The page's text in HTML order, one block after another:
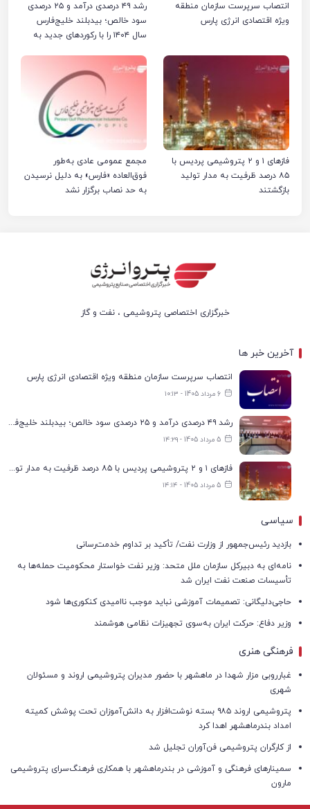
انتصاب سرپرست سازمان منطقه
ویژه اقتصادی انرژی پارس
رشد ۴۹ درصدی درآمد و ۲۵ درصدی
سود خالص؛ بیدبلند خلیج‌فارس
سال ۱۴۰۴ را با رکوردهای جدید به
فازهای ۱ و ۲ پتروشیمی پردیس با
۸۵ درصد ظرفیت به مدار تولید
بازگشتند
مجمع عمومی عادی به‌طور
فوق‌العاده «فارس» به دلیل نرسیدن
به حد نصاب برگزار نشد
خبرگزاری اختصاصی پتروشیمی ، نفت و گاز
آخرین خبر ها
انتصاب سرپرست سازمان منطقه ویژه اقتصادی انرژی پارس
6 مرداد 1405 - ۱۰:۱۳
رشد ۴۹ درصدی درآمد و ۲۵ درصدی سود خالص؛ بیدبلند خلیج‌فارس سال ۱۴۰۴ را با رکوردهای جدید به پایان رساند
5 مرداد 1405 - ۱۴:۲۹
فازهای ۱ و ۲ پتروشیمی پردیس با ۸۵ درصد ظرفیت به مدار تولید بازگشتند
5 مرداد 1405 - ۱۴:۱۴
سیاسی
بازدید رئیس‌جمهور از وزارت نفت/ تأکید بر تداوم خدمت‌رسانی
نامه‌ای به دبیرکل سازمان ملل متحد: وزیر نفت خواستار محکومیت حمله‌ها به
تأسیسات صنعت نفت ایران شد
حاجی‌دلیگانی: تصمیمات آموزشی نباید موجب ناامیدی کنکوری‌ها شود
وزیر دفاع: حرکت ایران به‌سوی تجهیزات نظامی هوشمند
فرهنگی هنری
غبارروبی مزار شهدا در ماهشهر با حضور مدیران پتروشیمی اروند و مسئولان
شهری
پتروشیمی اروند ۹۸۵ بسته نوشت‌افزار به دانش‌آموزان تحت پوشش کمیته
امداد بندرماهشهر اهدا کرد
از کارگران پتروشیمی فن‌آوران تجلیل شد
سمینارهای فرهنگی و آموزشی در بندرماهشهر با همکاری فرهنگ‌سرای پتروشیمی
مارون